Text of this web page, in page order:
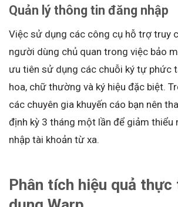
Quản lý thông tin đăng nhập
Việc sử dụng các công cụ hỗ trợ truy
người dùng chủ quan trong việc bảo
ưu tiên sử dụng các chuỗi ký tự phức
hoa, chữ thường và ký hiệu đặc biệt.
các chuyên gia khuyến cáo bạn nên
định kỳ 3 tháng một lần để giảm thiểu
nhập tài khoản từ xa.
Phân tích hiệu quả thực